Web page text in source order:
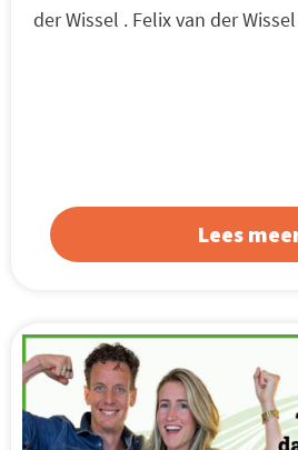
der Wissel . Felix van der
Lees